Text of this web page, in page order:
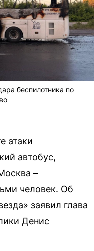
беспилотника по
атаки
автобус,
–
человек. Об
заявил глава
Денис